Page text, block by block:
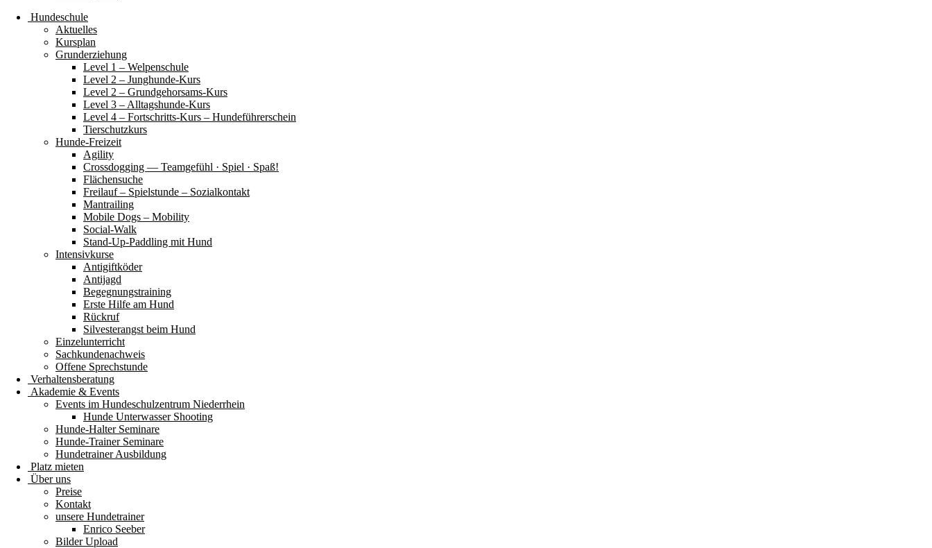
Hundeschule
Aktuelles
Kursplan
Grunderziehung
Level 1 – Welpenschule
Level 2 – Junghunde-Kurs
Level 2 – Grundgehorsams-Kurs
Level 3 – Alltagshunde-Kurs
Level 4 – Fortschritts-Kurs – Hundeführerschein
Tierschutzkurs
Hunde-Freizeit
Agility
Crossdogging — Teamgefühl · Spiel · Spaß!
Flächensuche
Freilauf – Spielstunde – Sozialkontakt
Mantrailing
Mobile Dogs – Mobility
Social-Walk
Stand-Up-Paddling mit Hund
Intensivkurse
Antigiftköder
Antijagd
Begegnungstraining
Erste Hilfe am Hund
Rückruf
Silvesterangst beim Hund
Einzelunterricht
Sachkundenachweis
Offene Sprechstunde
Verhaltensberatung
Akademie & Events
Events im Hundeschulzentrum Niederrhein
Hunde Unterwasser Shooting
Hunde-Halter Seminare
Hunde-Trainer Seminare
Hundetrainer Ausbildung
Platz mieten
Über uns
Preise
Kontakt
unsere Hundetrainer
Enrico Seeber
Bilder Upload